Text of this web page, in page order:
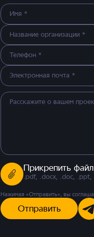
Прикрепить файл
.pdf, .docx, .doc, .ppt,
Нажимая «Отправить», вы
Отправить